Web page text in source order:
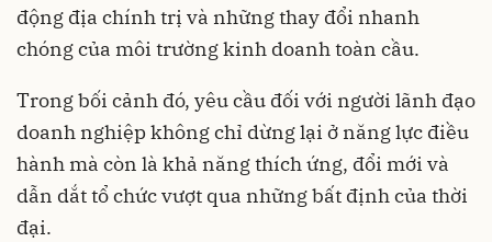
động địa chính trị và những thay đổi nhanh
chóng của môi trường kinh doanh toàn cầu.
Trong bối cảnh đó, yêu cầu đối với người lãnh đạo
doanh nghiệp không chỉ dừng lại ở năng lực điều
hành mà còn là khả năng thích ứng, đổi mới và
dẫn dắt tổ chức vượt qua những bất định của thời
đại.